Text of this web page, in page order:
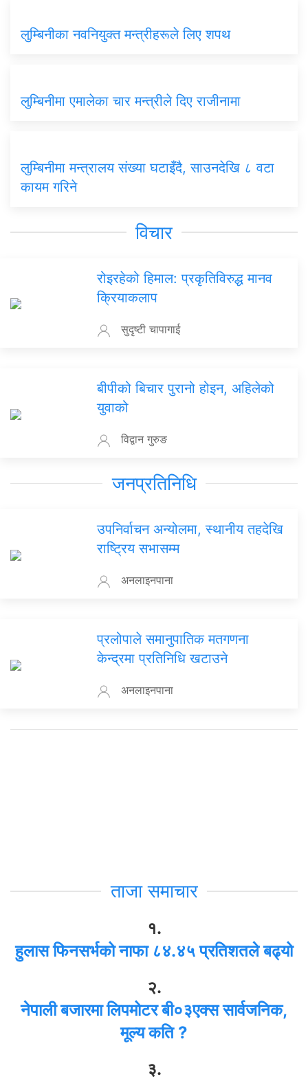
लुम्बिनीका नवनियुक्त मन्त्रीहरूले लिए शपथ
लुम्बिनीमा एमालेका चार मन्त्रीले दिए राजीनामा
लुम्बिनीमा मन्त्रालय संख्या घटाइँदै, साउनदेखि ८ वटा
कायम गरिने
विचार
रोइरहेको हिमाल: प्रकृतिविरुद्ध मानव
क्रियाकलाप
सुदृष्टी चापागाई
बीपीको बिचार पुरानो होइन, अहिलेको
युवाको
विद्वान गुरुङ
जनप्रतिनिधि
उपनिर्वाचन अन्योलमा, स्थानीय तहदेखि
राष्ट्रिय सभासम्म
अनलाइनपाना
प्रलोपाले समानुपातिक मतगणना
केन्द्रमा प्रतिनिधि खटाउने
अनलाइनपाना
ताजा समाचार
१.
हुलास फिनसर्भको नाफा ८४.४५ प्रतिशतले बढ्यो
२.
नेपाली बजारमा लिपमोटर बी०३एक्स सार्वजनिक,
मूल्य कति ?
३.